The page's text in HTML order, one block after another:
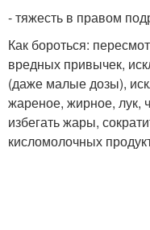
- тяжесть в правом
Как бороться:
вредных привычек,
(даже малые дозы),
жареное, жирное, лук,
избегать жары,
кисломолочных